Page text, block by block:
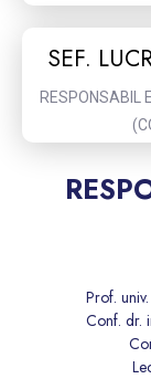
SEF.
RESPONSABIL
Prof.
Conf. dr.